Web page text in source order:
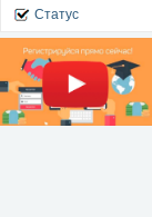
Статус